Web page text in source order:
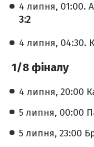
4 липня, 01:00.
3:2
4 липня, 04:30.
1/8 фіналу
4 липня, 20:00
5 липня, 00:00
5 липня, 23:00